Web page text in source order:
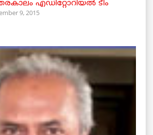
എഡിറ്റോറിയല്‍ ടീം
9, 2015